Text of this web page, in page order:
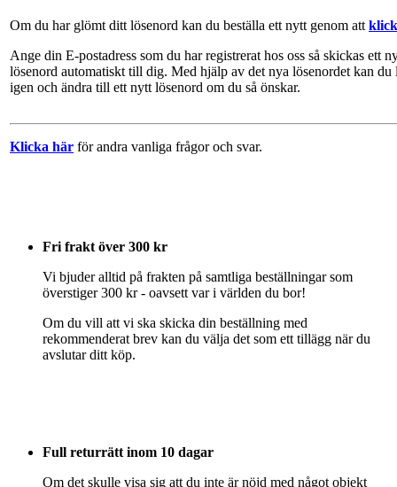
Om du har glömt ditt lösenord kan du beställa ett nytt genom att
Ange din E-postadress som du har registrerat hos oss så skickas ett
lösenord automatiskt till dig. Med hjälp av det nya lösenordet kan du
igen och ändra till ett nytt lösenord om du så önskar.
Klicka här för andra vanliga frågor och svar.
Fri frakt över 300 kr
Vi bjuder alltid på frakten på samtliga beställningar som
överstiger 300 kr - oavsett var i världen du bor!
Om du vill att vi ska skicka din beställning med
rekommenderat brev kan du välja det som ett tillägg när du
avslutar ditt köp.
Full returrätt inom 10 dagar
Om det skulle visa sig att du inte är nöjd med något objekt